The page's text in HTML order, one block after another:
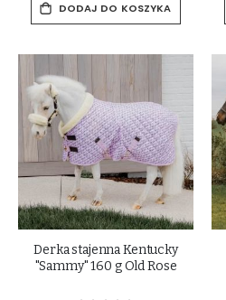
DODAJ DO KOSZYKA
Derka stajenna Kentucky
"Sammy" 160 g Old Rose